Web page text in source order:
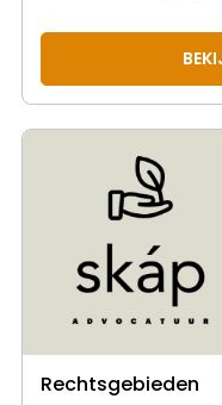
Rechtsgebieden